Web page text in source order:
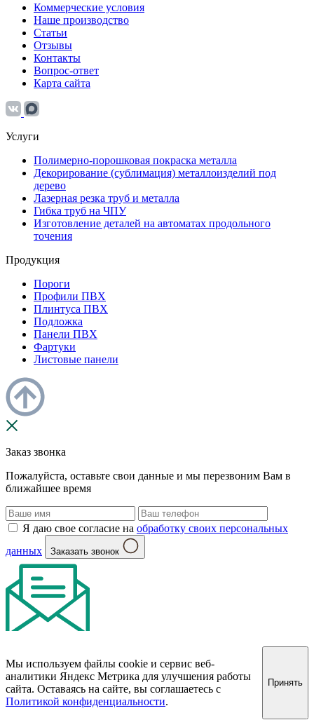
Коммерческие условия
Наше производство
Статьи
Отзывы
Контакты
Вопрос-ответ
Карта сайта
Услуги
Полимерно-порошковая покраска металла
Декорирование (сублимация) металлоизделий под
дерево
Лазерная резка труб и металла
Гибка труб на ЧПУ
Изготовление деталей на автоматах продольного
точения
Продукция
Пороги
Профили ПВХ
Плинтуса ПВХ
Подложка
Панели ПВХ
Фартуки
Листовые панели
Заказ звонка
Пожалуйста, оставьте свои данные и мы перезвоним Вам в
ближайшее время
Я даю свое согласие на обработку своих персональных
данных
Заказать звонок
Мы используем файлы cookie и сервис веб-
аналитики Яндекс Метрика для улучшения работы
сайта. Оставаясь на сайте, вы соглашаетесь с
Политикой конфиденциальности.
Принять